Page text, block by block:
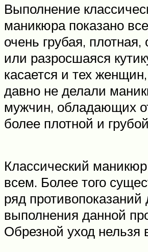
Выполнение
маникюра показано
очень грубая,
или разросшаяся
касается и тех
давно не делали
мужчин, обладающих
более плотной и
Классический
всем. Более того
ряд противопоказаний
выполнения данной
Обрезной уход нельзя